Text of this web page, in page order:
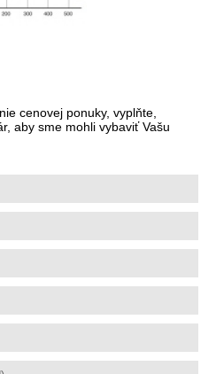
cenovej ponuky, vyplňte,
aby sme mohli vybaviť Vašu